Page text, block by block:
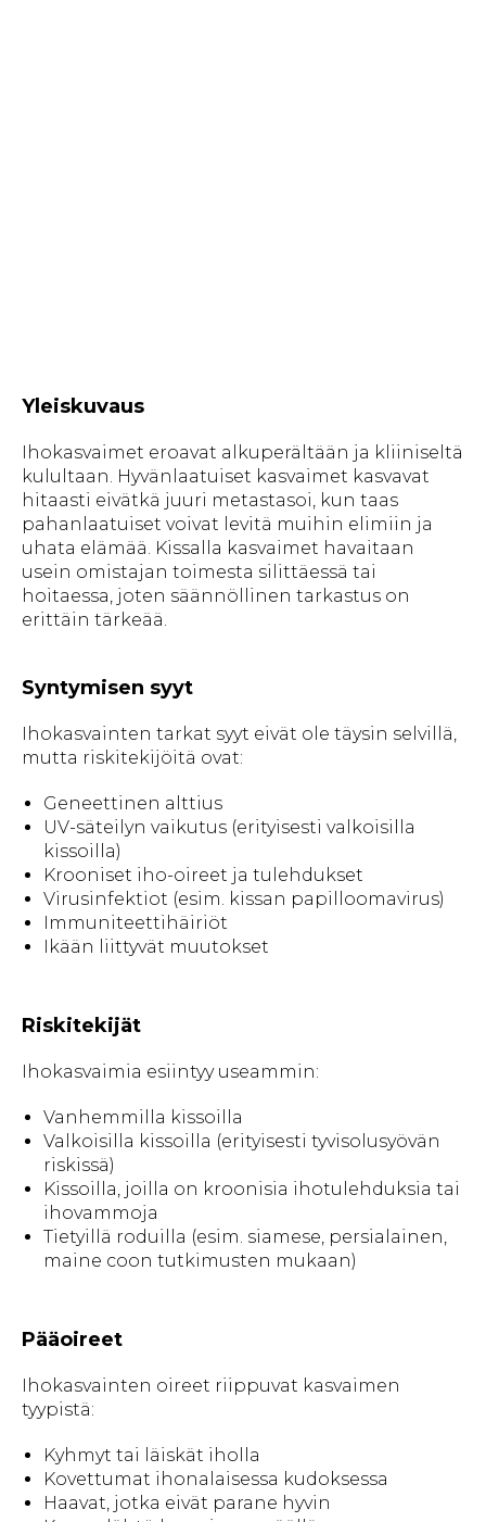
Yleiskuvaus
Ihokasvaimet eroavat alkuperältään ja kliiniseltä
kulultaan. Hyvänlaatuiset kasvaimet kasvavat
hitaasti eivätkä juuri metastasoi, kun taas
pahanlaatuiset voivat levitä muihin elimiin ja
uhata elämää. Kissalla kasvaimet havaitaan
usein omistajan toimesta silittäessä tai
hoitaessa, joten säännöllinen tarkastus on
erittäin tärkeää.
Syntymisen syyt
Ihokasvainten tarkat syyt eivät ole täysin selvillä,
mutta riskitekijöitä ovat:
Geneettinen alttius
UV-säteilyn vaikutus (erityisesti valkoisilla
kissoilla)
Krooniset iho-oireet ja tulehdukset
Virusinfektiot (esim. kissan papilloomavirus)
Immuniteettihäiriöt
Ikään liittyvät muutokset
Riskitekijät
Ihokasvaimia esiintyy useammin:
Vanhemmilla kissoilla
Valkoisilla kissoilla (erityisesti tyvisolusyövän
riskissä)
Kissoilla, joilla on kroonisia ihotulehduksia tai
ihovammoja
Tietyillä roduilla (esim. siamese, persialainen,
maine coon tutkimusten mukaan)
Pääoireet
Ihokasvainten oireet riippuvat kasvaimen
tyypistä:
Kyhmyt tai läiskät iholla
Kovettumat ihonalaisessa kudoksessa
Haavat, jotka eivät parane hyvin